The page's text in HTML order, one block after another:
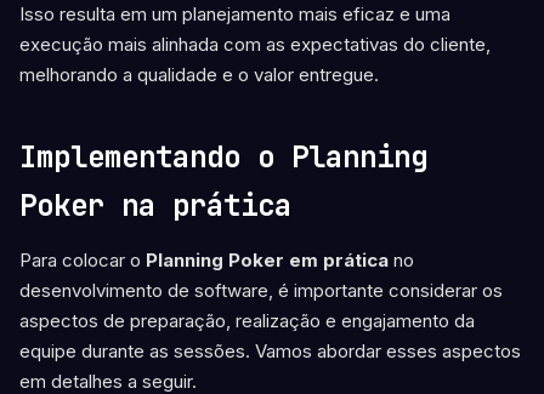
Isso resulta em um planejamento mais eficaz e uma
execução mais alinhada com as expectativas do cliente,
melhorando a qualidade e o valor entregue.
Implementando o Planning
Poker na prática
Para colocar o Planning Poker em prática no
desenvolvimento de software, é importante considerar os
aspectos de preparação, realização e engajamento da
equipe durante as sessões. Vamos abordar esses aspectos
em detalhes a seguir.